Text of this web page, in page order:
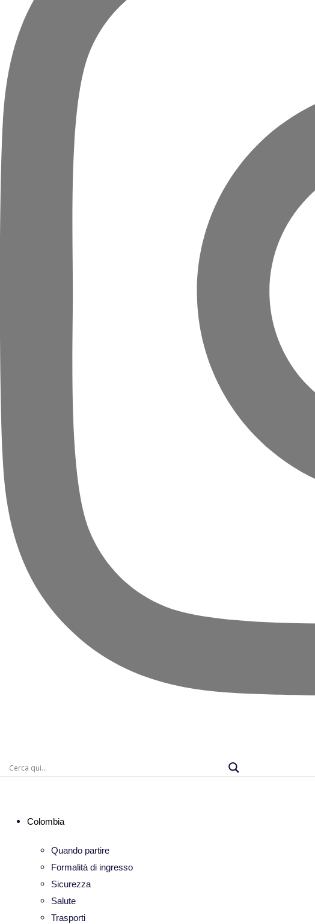
Colombia
Quando partire
Formalità di ingresso
Sicurezza
Salute
Trasporti